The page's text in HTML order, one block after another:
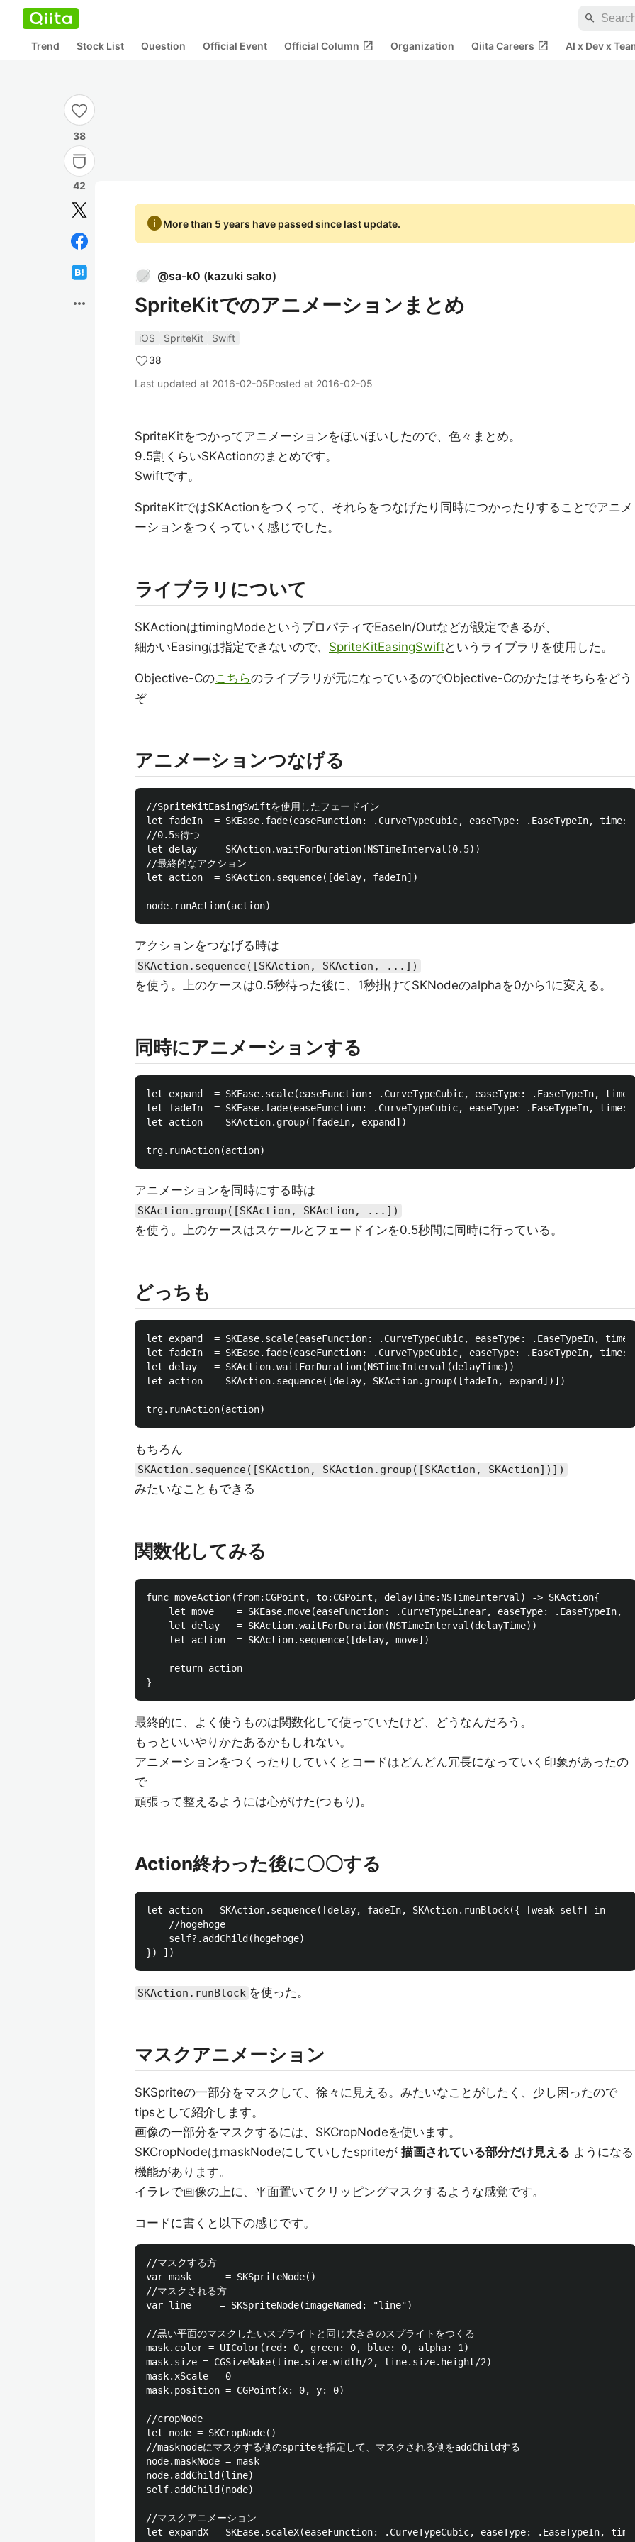
search
Trend Stock List Question Official Event Official Column open_in_new Organization Qiita Careers open_in_new AI x Dev x
38
42
more_horiz
infoMore than 5 years have passed since last update.
@sa-k0 (kazuki sako)
SpriteKitでのアニメーションまとめ
iOS SpriteKit
Swift
38
Last updated at 2016-02-05Posted at 2016-02-05
SpriteKitをつかってアニメーションをほいほいしたので、色々まとめ。
9.5割くらいSKActionのまとめです。
Swiftです。
SpriteKitではSKActionをつくって、それらをつなげたり同時につかったりすることでアニメ
ーションをつくっていく感じでした。
ライブラリについて
SKActionはtimingModeというプロパティでEaseIn/Outなどが設定できるが、
細かいEasingは指定できないので、 SpriteKitEasingSwiftというライブラリを使用した。
Objective-Cのこちらのライブラリが元になっているのでObjective-Cのかたはそちらをどう
ぞ
アニメーションつなげる
//SpriteKitEasingSwiftを使用したフェードイン
let fadeIn  = SKEase.fade(easeFunction: .CurveTypeCubic, easeType: .EaseTypeIn,
//0.5s待つ
let delay   = SKAction.waitForDuration(NSTimeInterval(0.5))
//最終的なアクション
let action  = SKAction.sequence([delay, fadeIn])
アクションをつなげる時は
SKAction.sequence([SKAction, SKAction, ...])
を使う。上のケースは0.5秒待った後に、1秒掛けてSKNodeのalphaを0から1に変える。
同時にアニメーションする
let expand  = SKEase.scale(easeFunction: .CurveTypeCubic, easeType: .EaseTypeIn,
let fadeIn  = SKEase.fade(easeFunction: .CurveTypeCubic, easeType: .EaseTypeIn,
let action  = SKAction.group([fadeIn, expand])
アニメーションを同時にする時は
SKAction.group([SKAction, SKAction, ...])
を使う。上のケースはスケールとフェードインを0.5秒間に同時に行っている。
どっちも
let expand  = SKEase.scale(easeFunction: .CurveTypeCubic, easeType: .EaseTypeIn,
let fadeIn  = SKEase.fade(easeFunction: .CurveTypeCubic, easeType: .EaseTypeIn,
let delay   = SKAction.waitForDuration(NSTimeInterval(delayTime))
let action  = SKAction.sequence([delay, SKAction.group([fadeIn, expand])])
もちろん
SKAction.sequence([SKAction, SKAction.group([SKAction, SKAction])])
みたいなこともできる
関数化してみる
func moveAction(from:CGPoint, to:CGPoint, delayTime:NSTimeInterval) -> SKAction{
    let delay   = SKAction.waitForDuration(NSTimeInterval(delayTime))
    let action  = SKAction.sequence([delay, move])
    return action
最終的に、よく使うものは関数化して使っていたけど、どうなんだろう。
もっといいやりかたあるかもしれない。
アニメーションをつくったりしていくとコードはどんどん冗長になっていく印象があったの
で
頑張って整えるようには心がけた(つもり)。
Action終わった後に〇〇する
let action = SKAction.sequence([delay, fadeIn, SKAction.runBlock({ [weak self] in
SKAction.runBlock を使った。
マスクアニメーション
SKSpriteの一部分をマスクして、徐々に見える。みたいなことがしたく、少し困ったので
tipsとして紹介します。
画像の一部分をマスクするには、SKCropNodeを使います。
SKCropNodeはmaskNodeにしていしたspriteが 描画されている部分だけ見える ようになる
機能があります。
イラレで画像の上に、平面置いてクリッピングマスクするような感覚です。
コードに書くと以下の感じです。
//マスクする方
var mask      = SKSpriteNode()
//マスクされる方
var line     = SKSpriteNode(imageNamed: "line")
//黒い平面のマスクしたいスプライトと同じ大きさのスプライトをつくる
mask.color = UIColor(red: 0, green: 0, blue: 0, alpha: 1)
mask.size = CGSizeMake(line.size.width/2, line.size.height/2)
mask.xScale = 0
mask.position = CGPoint(x: 0, y: 0)
//cropNode
let node = SKCropNode()
//masknodeにマスクする側のspriteを指定して、マスクされる側をaddChildする
node.maskNode = mask
node.addChild(line)
self.addChild(node)
//マスクアニメーション
let expandX = SKEase.scaleX(easeFunction: .CurveTypeCubic, easeType: .EaseTypeIn,